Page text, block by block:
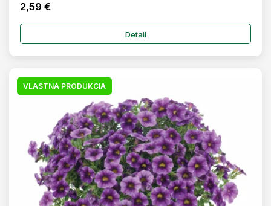
2,59 €
Detail
VLASTNÁ PRODUKCIA